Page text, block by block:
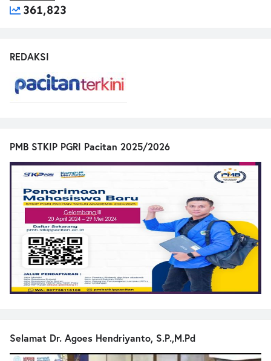
361,823
REDAKSI
PMB STKIP PGRI Pacitan 2025/2026
Selamat Dr. Agoes Hendriyanto, S.P.,M.Pd